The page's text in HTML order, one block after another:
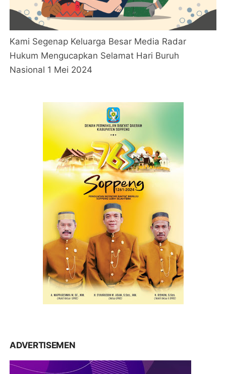
Kami Segenap Keluarga Besar Media Radar
Hukum Mengucapkan Selamat Hari Buruh
Nasional 1 Mei 2024
ADVERTISEMEN